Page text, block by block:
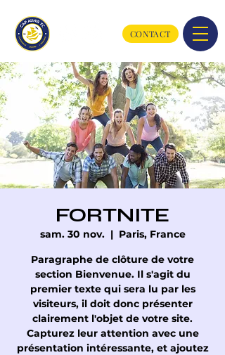
CONTACT
FORTNITE
sam. 30 nov.
  |
Paris, France
Paragraphe de clôture de votre
section Bienvenue. Il s'agit du
premier texte qui sera lu par les
visiteurs, il doit donc présenter
clairement l'objet de votre site.
Capturez leur attention avec une
présentation intéressante, et ajoutez